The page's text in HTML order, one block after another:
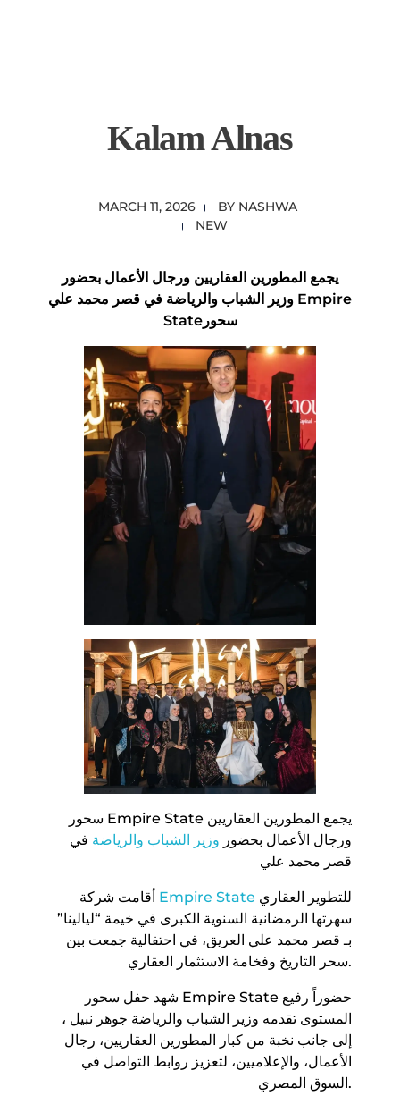
Kalam Alnas
MARCH 11, 2026 BY NASHWA
NEW
يجمع المطورين العقاريين ورجال الأعمال بحضور
وزير الشباب والرياضة في قصر محمد علي Empire
Stateسحور
سحور Empire State يجمع المطورين العقاريين
ورجال الأعمال بحضور وزير الشباب والرياضة في
قصر محمد علي
Empire State
سهرتها الرمضانية السنوية الكبرى في خيمة “ليالينا”
بـ قصر محمد علي العريق، في احتفالية جمعت بين
سحر التاريخ وفخامة الاستثمار العقاري.
شهد حفل سحور Empire State حضوراً رفيع
المستوى تقدمه وزير الشباب والرياضة جوهر نبيل ،
إلى جانب نخبة من كبار المطورين العقاريين، رجال
الأعمال، والإعلاميين، لتعزيز روابط التواصل في
السوق المصري.